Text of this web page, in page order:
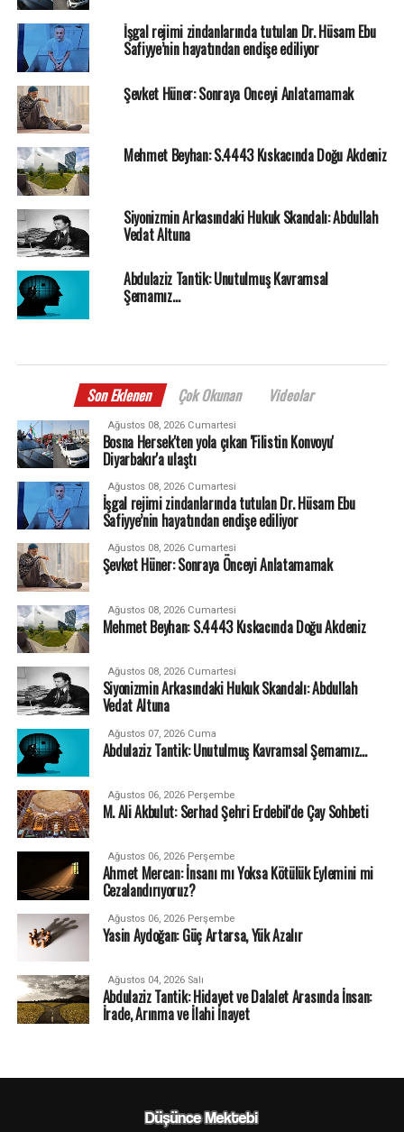
İşgal rejimi zindanlarında tutulan Dr. Hüsam Ebu
Safiyye’nin hayatından endişe ediliyor
Şevket Hüner: Sonraya Önceyi Anlatamamak
Mehmet Beyhan: S.4443 Kıskacında Doğu Akdeniz
Siyonizmin Arkasındaki Hukuk Skandalı: Abdullah
Vedat Altuna
Abdulaziz Tantik: Unutulmuş Kavramsal
Şemamız…
Son Eklenen Çok Okunan Videolar
Ağustos 08, 2026 Cumartesi
Bosna Hersek'ten yola çıkan 'Filistin Konvoyu'
Diyarbakır'a ulaştı
Ağustos 08, 2026 Cumartesi
İşgal rejimi zindanlarında tutulan Dr. Hüsam Ebu
Safiyye’nin hayatından endişe ediliyor
Ağustos 08, 2026 Cumartesi
Şevket Hüner: Sonraya Önceyi Anlatamamak
Ağustos 08, 2026 Cumartesi
Mehmet Beyhan: S.4443 Kıskacında Doğu Akdeniz
Ağustos 08, 2026 Cumartesi
Siyonizmin Arkasındaki Hukuk Skandalı: Abdullah
Vedat Altuna
Ağustos 07, 2026 Cuma
Abdulaziz Tantik: Unutulmuş Kavramsal Şemamız…
Ağustos 06, 2026 Perşembe
M. Ali Akbulut: Serhad Şehri Erdebil'de Çay Sohbeti
Ağustos 06, 2026 Perşembe
Ahmet Mercan: İnsanı mı Yoksa Kötülük Eylemini mi
Cezalandırıyoruz?
Ağustos 06, 2026 Perşembe
Yasin Aydoğan: Güç Artarsa, Yük Azalır
Ağustos 04, 2026 Salı
Abdulaziz Tantik: Hidayet ve Dalalet Arasında İnsan:
İrade, Arınma ve İlahi İnayet